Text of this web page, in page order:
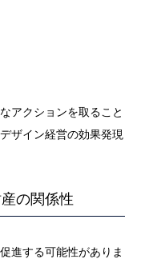
アクションを取ること
ザイン経営の効果発現
の関係性
進する可能性がありま